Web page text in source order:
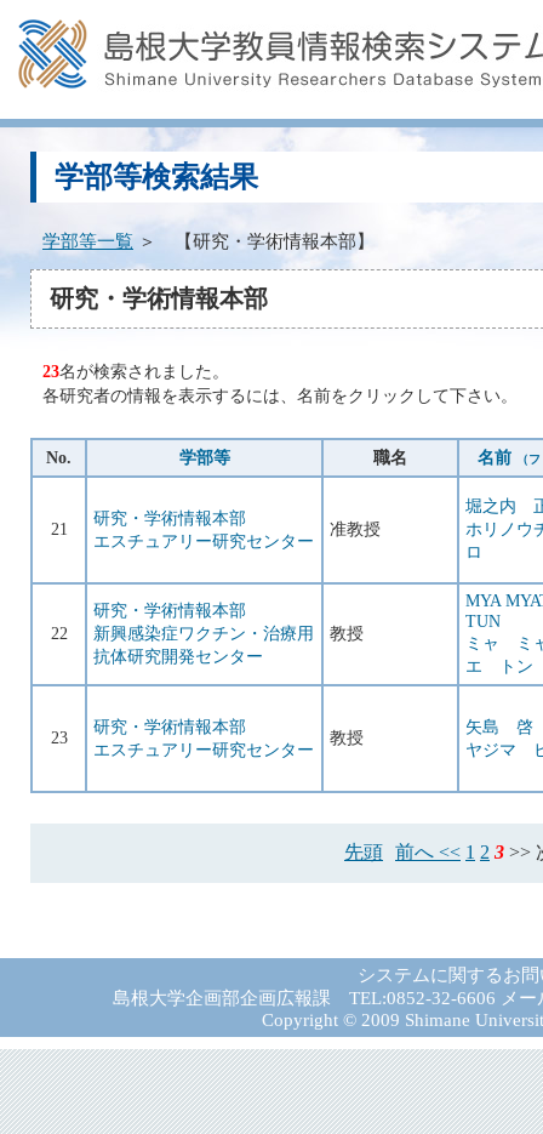
学部等検索結果
学部等一覧 ＞ 【研究・学術情報本部】
研究・学術情報本部
23名が検索されました。
各研究者の情報を表示するには、名前をクリックして下さい。
No. 学部等 職名 名前 （
21
研究・学術情報本部
エスチュアリー研究センター
准教授
堀之内
ホリノ
ロ
22
研究・学術情報本部
新興感染症ワクチン・治療用
抗体研究開発センター
教授
MYA
TUN
ミャ ミ
エ トン
23
研究・学術情報本部
エスチュアリー研究センター
教授
矢島 啓
ヤジマ
先頭 前へ << 1 2 3 >>
システムに関するお
島根大学企画部企画広報課 TEL:0852-32-6606 メー
Copyright © 2009 Shimane